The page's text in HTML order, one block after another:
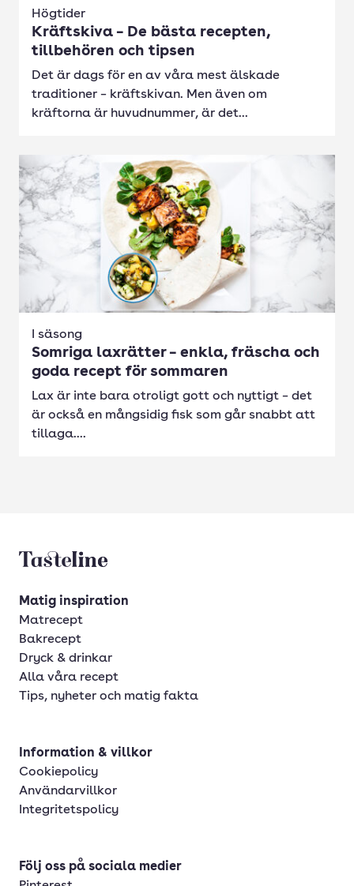
Högtider
Kräftskiva – De bästa recepten,
tillbehören och tipsen
Det är dags för en av våra mest älskade
traditioner – kräftskivan. Men även om
kräftorna är huvudnummer, är det...
I säsong
Somriga laxrätter – enkla, fräscha och
goda recept för sommaren
Lax är inte bara otroligt gott och nyttigt – det
är också en mångsidig fisk som går snabbt att
tillaga....
Tasteline startsida
Matig inspiration
Matrecept
Bakrecept
Dryck & drinkar
Alla våra recept
Tips, nyheter och matig fakta
Information & villkor
Cookiepolicy
Användarvillkor
Integritetspolicy
Följ oss på sociala medier